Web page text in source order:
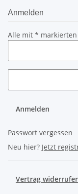
Anmelden
Alle mit *
Anmelden
Passwort vergessen
Neu hier? Jetzt
Vertrag